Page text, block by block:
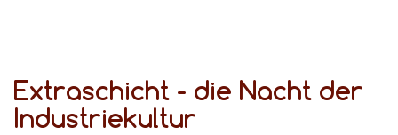
Ex­tra­schicht - die Nacht der
In­dus­trie­kul­tur